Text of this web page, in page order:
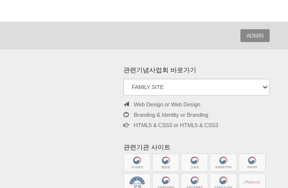
ADMIN
관련기념사업회 바로가기
Web Design or Web Design
Branding & Identity or Branding
HTML5 & CSS3 or HTML5 & CSS3
관련기관 사이트